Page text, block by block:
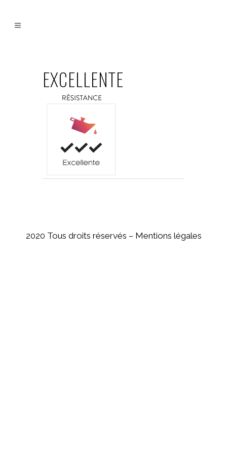
EXCELLENTE
2020 Tous droits réservés – Mentions légales